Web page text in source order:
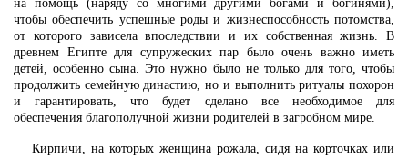
на помощь (наряду со многими другими богами и богинями),
чтобы обеспечить успешные роды и жизнеспособность потомства,
от которого зависела впоследствии и их собственная жизнь. В
древнем Египте для супружеских пар было очень важно иметь
детей, особенно сына. Это нужно было не только для того, чтобы
продолжить семейную династию, но и выполнить ритуалы похорон
и гарантировать, что будет сделано все необходимое для
обеспечения благополучной жизни родителей в загробном мире.
Кирпичи, на которых женщина рожала, сидя на корточках или